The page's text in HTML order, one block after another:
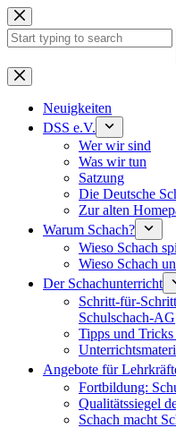
Keine
Ergebnisse
Neuigkeiten
DSS e.V.
Wer wir sind
Was wir tun
Satzung
Die Deutsche
Zur alten
Warum Schach?
Wieso Schach
Wieso Schach
Der Schachunterricht
Schritt-für-
Schulschach-AG
Tipps und
Angebote für
Fortbildung:
Qualitätssiegel
Schach macht